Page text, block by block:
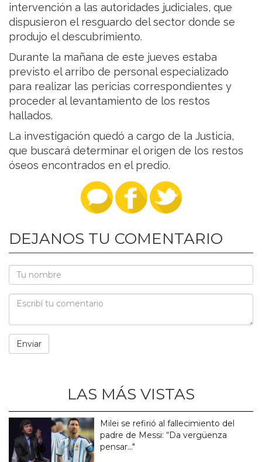
intervención a las autoridades judiciales, que
dispusieron el resguardo del sector donde se
produjo el descubrimiento.
Durante la mañana de este jueves estaba
previsto el arribo de personal especializado
para realizar las pericias correspondientes y
proceder al levantamiento de los restos
hallados.
La investigación quedó a cargo de la Justicia,
que buscará determinar el origen de los restos
óseos encontrados en el predio.
DEJANOS TU COMENTARIO
LAS MÁS VISTAS
Milei se refirió al fallecimiento del
padre de Messi: “Da vergüenza
pensar..."